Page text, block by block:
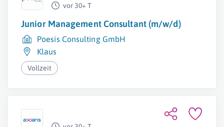
vor 30+ T
Junior Management Consultant (m/w/d)
Poesis Consulting GmbH
Klaus
Vollzeit